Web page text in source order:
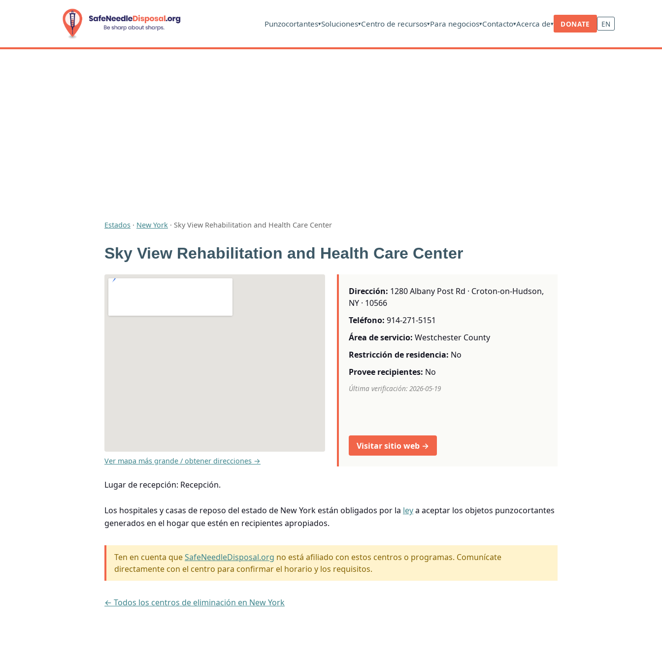
Punzocortantes▾Soluciones▾Centro de recursos▾Para negocios▾Contacto▾Acerca de▾ DONATE EN
Estados · New York · Sky View Rehabilitation and Health Care Center
Sky View Rehabilitation and Health Care Center
Ver mapa más grande / obtener direcciones →
Dirección: 1280 Albany Post Rd · Croton-on-Hudson,
NY · 10566
Teléfono: 914-271-5151
Área de servicio: Westchester County
Restricción de residencia: No
Provee recipientes: No
Última verificación: 2026-05-19
Visitar sitio web →
Lugar de recepción: Recepción.
Los hospitales y casas de reposo del estado de New York están obligados por la leya aceptar los objetos punzocortantes
generados en el hogar que estén en recipientes apropiados.
Ten en cuenta queSafeNeedleDisposal.org no está afiliado con estos centros o programas. Comunícate
directamente con el centro para confirmar el horario y los requisitos.
← Todos los centros de eliminación en New York